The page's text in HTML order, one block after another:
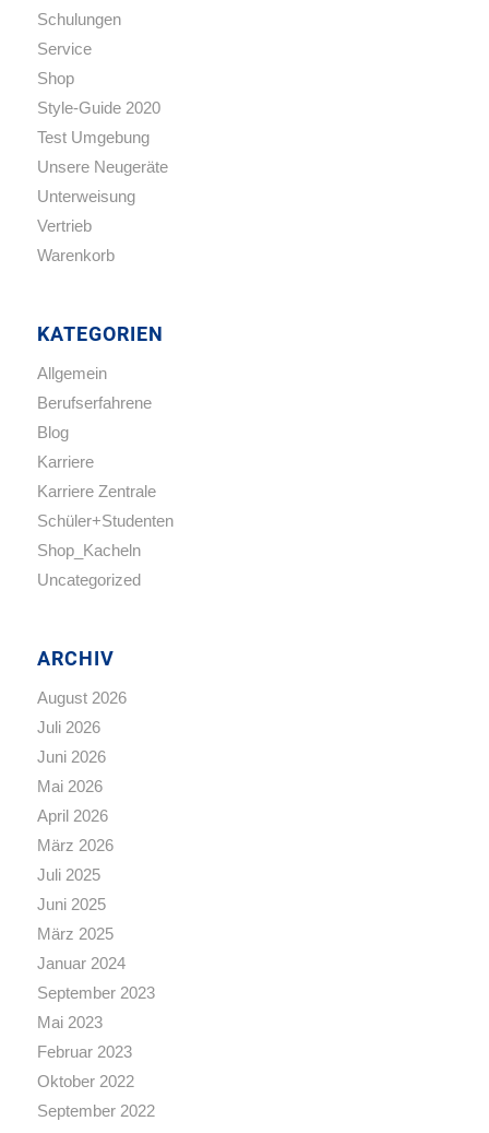
Schulungen
Service
Shop
Style-Guide 2020
Test Umgebung
Unsere Neugeräte
Unterweisung
Vertrieb
Warenkorb
KATEGORIEN
Allgemein
Berufserfahrene
Blog
Karriere
Karriere Zentrale
Schüler+Studenten
Shop_Kacheln
Uncategorized
ARCHIV
August 2026
Juli 2026
Juni 2026
Mai 2026
April 2026
März 2026
Juli 2025
Juni 2025
März 2025
Januar 2024
September 2023
Mai 2023
Februar 2023
Oktober 2022
September 2022